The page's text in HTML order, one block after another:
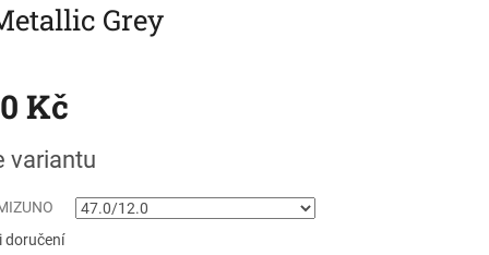
Grey
Kč
variantu
doručení